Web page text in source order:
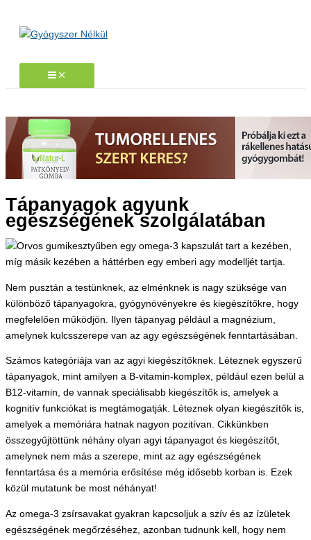
Tápanyagok agyunk
egészségének szolgálatában
Nem pusztán a testünknek, az elménknek is nagy szüksége van
különböző tápanyagokra, gyógynövényekre és kiegészítőkre, hogy
megfelelően működjön. Ilyen tápanyag például a magnézium,
amelynek kulcsszerepe van az agy egészségének fenntartásában.
Számos kategóriája van az agyi kiegészítőknek. Léteznek egyszerű
tápanyagok, mint amilyen a B-vitamin-komplex, például ezen belül a
B12-vitamin, de vannak speciálisabb kiegészítők is, amelyek a
kognitív funkciókat is megtámogatják. Léteznek olyan kiegészítők is,
amelyek a memóriára hatnak nagyon pozitívan. Cikkünkben
összegyűjtöttünk néhány olyan agyi tápanyagot és kiegészítőt,
amelynek nem más a szerepe, mint az agy egészségének
fenntartása és a memória erősítése még idősebb korban is. Ezek
közül mutatunk be most néhányat!
Az omega-3 zsírsavakat gyakran kapcsoljuk a szív és az ízületek
egészségének megőrzéséhez, azonban tudnunk kell, hogy nem